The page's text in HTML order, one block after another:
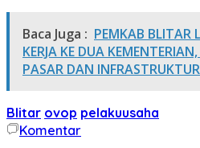
Baca Juga : PEMKAB BLITAR
KERJA KE DUA
PASAR DAN INFRASTRUKTUR
Blitar ovop pelakuusaha
Komentar